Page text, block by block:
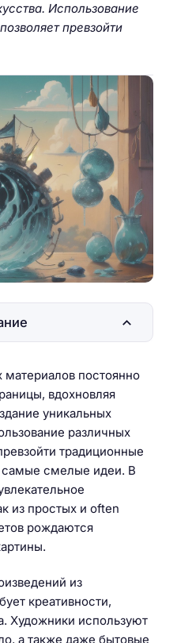
Использование
превзойти
материалов постоянно
вдохновляя
уникальных
различных
традиционные
самые смелые идеи. В
из простых и often
рождаются
из
креативности,
Художники используют
а также даже бытовые